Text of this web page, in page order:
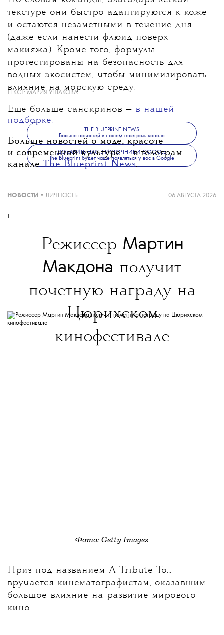
текстуре они быстро адаптируются к коже
и остаются незаметными в течение дня
(даже если нанести флюид поверх
макияжа). Кроме того, формулы
протестированы на безопасность для
водных экосистем, чтобы минимизировать
влияние на морскую среду.
Еще больше санскринов — в нашей
подборке.
Больше новостей о моде, красоте
и современной культуре — в телеграм-
каналеThe Blueprint News.
ТЕКСТ: МАРИЯ УШАКОВА
THE BLUEPRINT NEWS
Больше новостей в нашем телеграм-канале
ДОБАВИТЬ НАС В ИСТОЧНИКИ GOOGLE
The Blueprint будет чаще появляться у вас в Google
НОВОСТИ • ЛИЧНОСТЬ 06 АВГУСТА 2026
T
Режиссер Мартин
Макдона получит
почетную награду на
Цюрихском
кинофестивале
Фото: Getty Images
Приз под названием A Tribute To...
вручается кинематографистам, оказавшим
большое влияние на развитие мирового
кино.